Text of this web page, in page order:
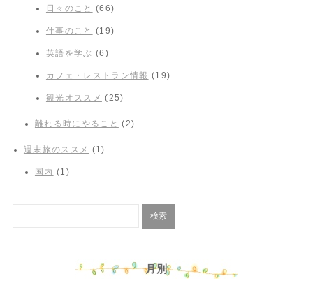
日々のこと (66)
仕事のこと (19)
英語を学ぶ (6)
カフェ・レストラン情報 (19)
観光オススメ (25)
離れる時にやること (2)
週末旅のススメ (1)
国内 (1)
月別